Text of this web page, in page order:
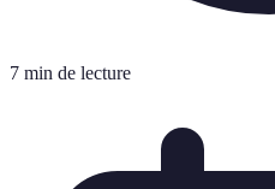
7 min de lecture